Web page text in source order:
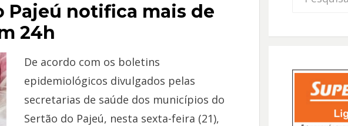
Pajeú notifica mais de
24h
De acordo com os boletins
epidemiológicos divulgados pelas
secretarias de saúde dos municípios do
Sertão do Pajeú, nesta sexta-feira (21),